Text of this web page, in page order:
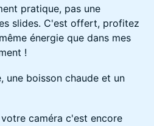
pratique, pas une
slides. C'est offert, profitez
énergie que dans mes
!
une boisson chaude et un
caméra c'est encore